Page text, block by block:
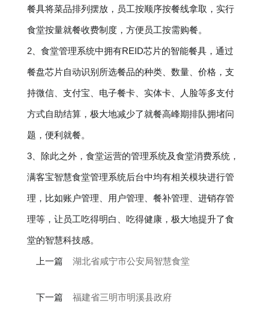
餐具将菜品排列摆放，员工按顺序按餐线拿取，实行
食堂按量就餐收费制度，方便员工按需购餐。
2、食堂管理系统中拥有REID芯片的智能餐具，通过
餐盘芯片自动识别所选餐品的种类、数量、价格，支
持微信、支付宝、电子餐卡、实体卡、人脸等多支付
方式自助结算，极大地减少了就餐高峰期排队拥堵问
题，便利就餐。
3、除此之外，食堂运营的管理系统及食堂消费系统，
满客宝智慧食堂管理系统后台中均有相关模块进行管
理，比如账户管理、用户管理、餐补管理、进销存管
理等，让员工吃得明白、吃得健康，极大地提升了食
堂的智慧科技感。
上一篇 湖北省咸宁市公安局智慧食堂
下一篇 福建省三明市明溪县政府